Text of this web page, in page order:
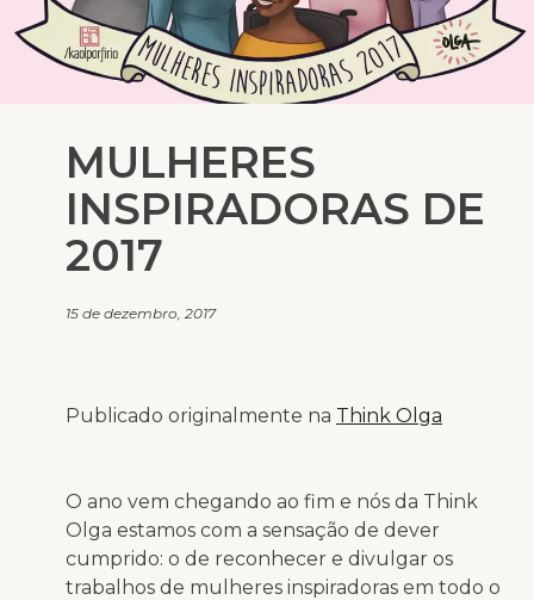
MULHERES
INSPIRADORAS DE
2017
15 de dezembro, 2017
Publicado originalmente na Think Olga
O ano vem chegando ao fim e nós da Think
Olga estamos com a sensação de dever
cumprido: o de reconhecer e divulgar os
trabalhos de mulheres inspiradoras em todo o